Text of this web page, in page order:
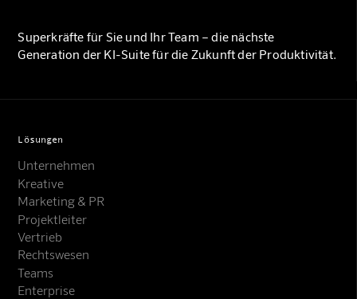
Superkräfte für Sie und Ihr Team – die nächste
Generation der KI-Suite für die Zukunft der Produktivität.
Lösungen
Unternehmen
Kreative
Marketing & PR
Projektleiter
Vertrieb
Rechtswesen
Teams
Enterprise